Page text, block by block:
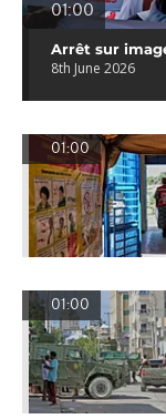
01:00
Arrêt sur
8th June 2026
01:00
01:00